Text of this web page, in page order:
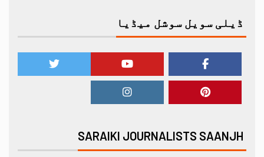
ڈیلی سویل سوشل میڈیا
SARAIKI JOURNALISTS SAANJH